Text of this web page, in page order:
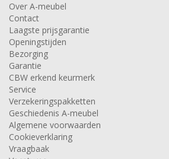
Over A-meubel
Contact
Laagste prijsgarantie
Openingstijden
Bezorging
Garantie
CBW erkend keurmerk
Service
Verzekeringspakketten
Geschiedenis A-meubel
Algemene voorwaarden
Cookieverklaring
Vraagbaak